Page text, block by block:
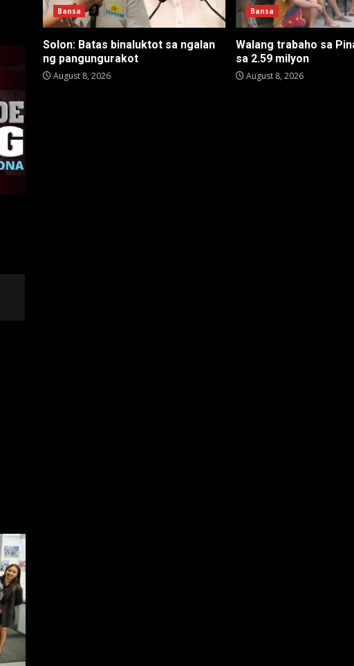
Bansa
Solon: Batas binaluktot sa ngalan
ng pangungurakot
August 8, 2026
Bansa
Walang trabaho sa
sa 2.59 milyon
August 8, 2026